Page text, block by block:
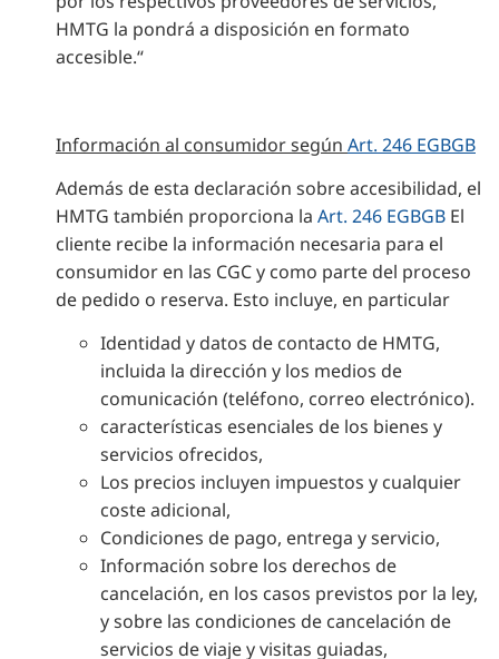
HMTG la pondrá a disposición en formato
accesible.“
Información al consumidor según Art. 246 EGBGB
Además de esta declaración sobre accesibilidad, el
HMTG también proporciona la Art. 246 EGBGB El
cliente recibe la información necesaria para el
consumidor en las CGC y como parte del proceso
de pedido o reserva. Esto incluye, en particular
Identidad y datos de contacto de HMTG,
incluida la dirección y los medios de
comunicación (teléfono, correo electrónico).
características esenciales de los bienes y
servicios ofrecidos,
Los precios incluyen impuestos y cualquier
coste adicional,
Condiciones de pago, entrega y servicio,
Información sobre los derechos de
cancelación, en los casos previstos por la ley,
y sobre las condiciones de cancelación de
servicios de viaje y visitas guiadas,